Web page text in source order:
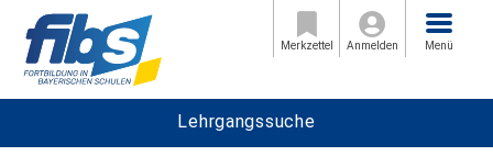
Merkzettel Anmelden
Menü
Menü
Lehrgangssuche